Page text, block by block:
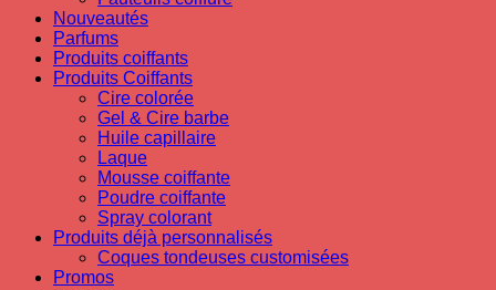
Nouveautés
Parfums
Produits coiffants
Produits Coiffants
Cire colorée
Gel & Cire barbe
Huile capillaire
Laque
Mousse coiffante
Poudre coiffante
Spray colorant
Produits déjà personnalisés
Coques tondeuses customisées
Promos